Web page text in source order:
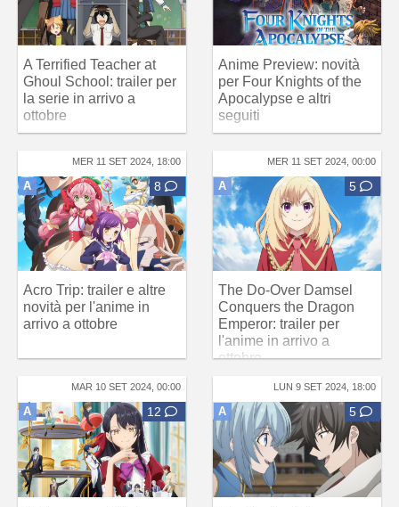
A Terrified Teacher at
Ghoul School: trailer per
la serie in arrivo a
ottobre
Anime Preview: novità
per Four Knights of the
Apocalypse e altri
seguiti
MER 11 SET 2024, 18:00
A 8
Acro Trip: trailer e altre
novità per l'anime in
arrivo a ottobre
MER 11 SET 2024, 00:00
A 5
The Do-Over Damsel
Conquers the Dragon
Emperor: trailer per
l'anime in arrivo a
ottobre
MAR 10 SET 2024, 00:00
A 12
LUN 9 SET 2024, 18:00
A 5